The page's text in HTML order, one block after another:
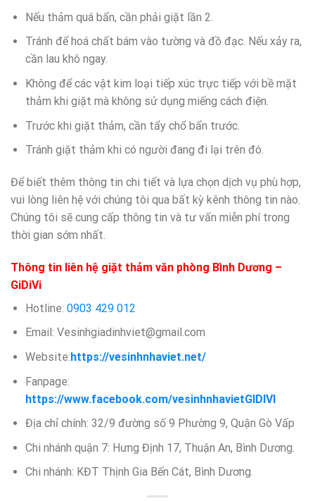
Nếu thảm quá bẩn, cần phải giặt lần 2.
Tránh để hoá chất bám vào tường và đồ đạc. Nếu xảy ra,
cần lau khô ngay.
Không để các vật kim loại tiếp xúc trực tiếp với bề mặt
thảm khi giặt mà không sử dụng miếng cách điện.
Trước khi giặt thảm, cần tẩy chổ bẩn trước.
Tránh giặt thảm khi có người đang đi lại trên đó.
Để biết thêm thông tin chi tiết và lựa chọn dịch vụ phù hợp,
vui lòng liên hệ với chúng tôi qua bất kỳ kênh thông tin nào.
Chúng tôi sẽ cung cấp thông tin và tư vấn miễn phí trong
thời gian sớm nhất.
Thông tin liên hệ giặt thảm văn phòng Bình Dương –
GiDiVi
Hotline: 0903 429 012
Email: Vesinhgiadinhviet@gmail.com
Website:https://vesinhnhaviet.net/
Fanpage:
https://www.facebook.com/vesinhnhavietGIDIVI
Địa chỉ chính: 32/9 đường số 9 Phường 9, Quận Gò Vấp
Chi nhánh quận 7: Hưng Định 17, Thuận An, Bình Dương.
Chi nhánh: KĐT Thịnh Gia Bến Cát, Bình Dương.